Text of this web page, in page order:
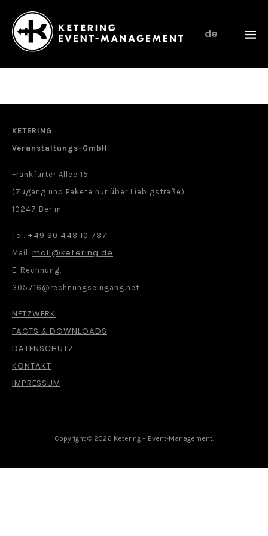
Ketering
Management
de
KETERING
Veranstaltungs-GmbH
Frankfurter Allee 15
(Zugang und Pakete nur über Liebigstraße)
10247 Berlin
Tel. +49 30 443 10 737
Mail. mail@ketering.de
E-Rechnung.
305716@rechnungseingang.net
NETZWERK
FACTS & DOWNLOADS
DATENSCHUTZ
KONTAKT
IMPRESSUM
Copyright © 2026 Ketering – Event-Management